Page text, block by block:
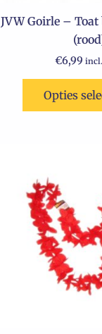
JVW Goirle –
€6,99
Opties